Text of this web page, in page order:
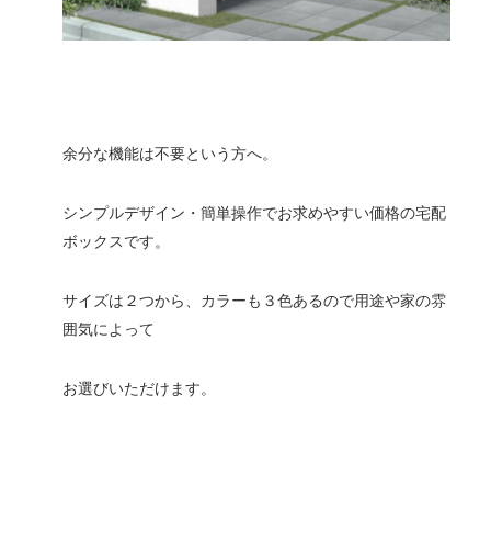
余分な機能は不要という方へ。
シンプルデザイン・簡単操作でお求めやすい価格の宅配
ボックスです。
サイズは２つから、カラーも３色あるので用途や家の雰
囲気によって
お選びいただけます。